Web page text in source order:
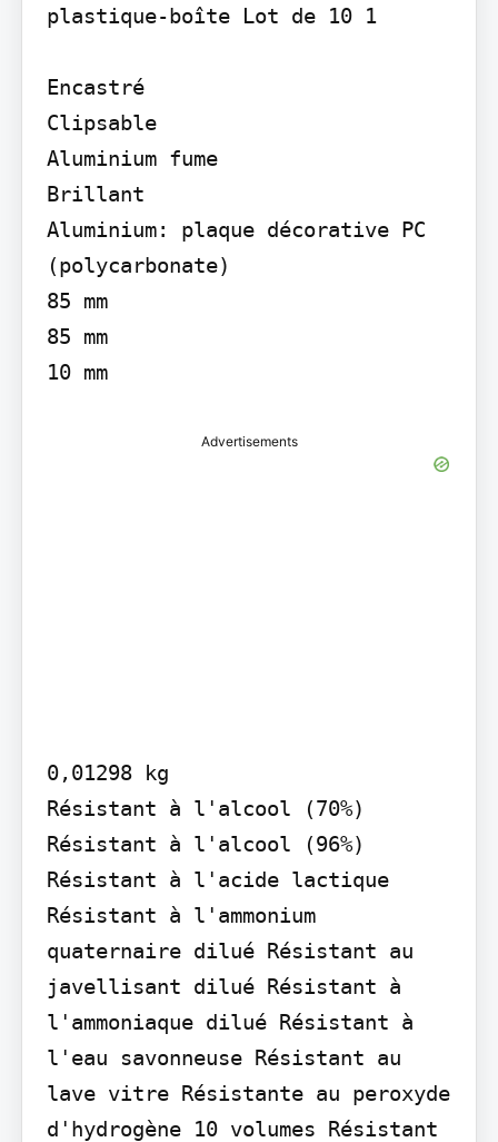
plastique-boîte Lot de 10 1
Encastré
Clipsable
Aluminium fume
Brillant
Aluminium: plaque décorative PC
(polycarbonate)
85 mm
85 mm
10 mm
Advertisements
0,01298 kg
Résistant à l'alcool (70%)
Résistant à l'alcool (96%)
Résistant à l'acide lactique
Résistant à l'ammonium
quaternaire dilué Résistant au
javellisant dilué Résistant à
l'ammoniaque dilué Résistant à
l'eau savonneuse Résistant au
lave vitre Résistante au peroxyde
d'hydrogène 10 volumes Résistant